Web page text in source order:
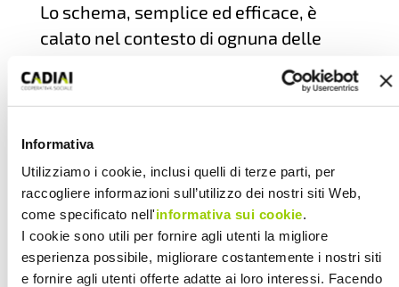
Informativa
Utilizziamo i cookie, inclusi quelli di terze parti, per
raccogliere informazioni sull’utilizzo dei nostri siti Web,
come specificato nell'informativa sui cookie.
I cookie sono utili per fornire agli utenti la migliore
esperienza possibile, migliorare costantemente i nostri siti
e fornire agli utenti offerte adatte ai loro interessi. Facendo
Lo schema, semplice ed efficace, è
calato nel contesto di ognuna delle
rappresentato. Si parte da alcune
presentano il variegato panorama di
opinioni che la gente comune può
esprimere sull’argomento.
A queste fanno da contrappunto due
interventi ufficiali, raccolti tra
personalità della politica o della